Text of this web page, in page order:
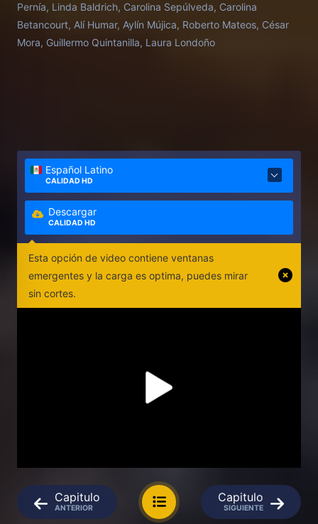
Pernía, Linda Baldrich, Carolina Sepúlveda, Carolina
Betancourt, Alí Humar, Aylín Mújica, Roberto Mateos, César
Mora, Guillermo Quintanilla, Laura Londoño
Español Latino
CALIDAD HD
Descargar
CALIDAD HD
Esta opción de video contiene ventanas
emergentes y la carga es optima, puedes mirar
sin cortes.
Capitulo
ANTERIOR
Capitulo
SIGUIENTE